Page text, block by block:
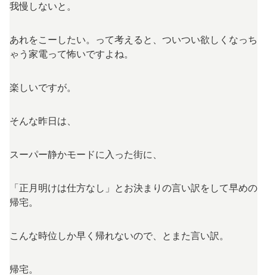
我慢しないと。
あれをこーしたい。って考えると、ついつい欲しくなっち
ゃう家電って怖いですよね。
楽しいですが。
そんな昨日は、
スーパー静かモードに入った街に、
「正月明けは仕方なし」とお決まりの言い訳をして早めの
帰宅。
こんな時位しか早く帰れないので、とまた言い訳。
帰宅。